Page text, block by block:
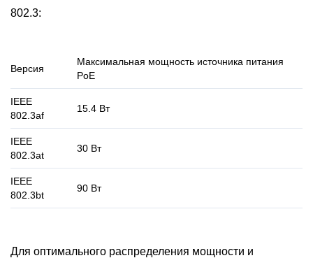
802.3:
Версия
Максимальная мощность источника питания
PoE
IEEE
802.3af
15.4 Вт
IEEE
802.3at
30 Вт
IEEE
802.3bt
90 Вт
Для оптимального распределения мощности и